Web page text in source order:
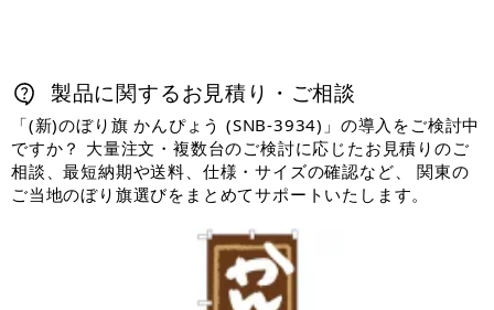
製品に関するお見積り・ご相談
「(新)のぼり旗 かんぴょう (SNB-3934)」の導入をご検討中
ですか？ 大量注文・複数台のご検討に応じたお見積りのご
相談、最短納期や送料、仕様・サイズの確認など、 関東の
ご当地のぼり旗選びをまとめてサポートいたします。